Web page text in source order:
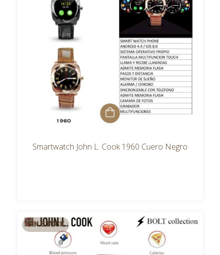
Smartwatch John L. Cook 1960 Cuero Negro
SIN STOCK